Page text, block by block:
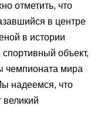
отметить, что
в центре
в истории
объект,
чемпионата мира
надеемся, что